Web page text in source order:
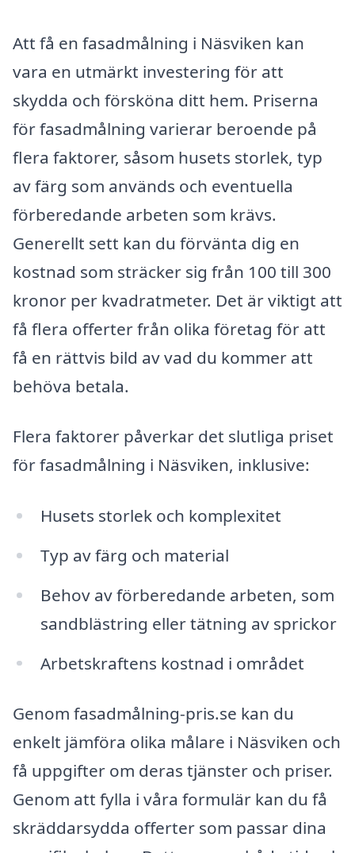
Att få en fasadmålning i Näsviken kan
vara en utmärkt investering för att
skydda och försköna ditt hem. Priserna
för fasadmålning varierar beroende på
flera faktorer, såsom husets storlek, typ
av färg som används och eventuella
förberedande arbeten som krävs.
Generellt sett kan du förvänta dig en
kostnad som sträcker sig från 100 till 300
kronor per kvadratmeter. Det är viktigt att
få flera offerter från olika företag för att
få en rättvis bild av vad du kommer att
behöva betala.
Flera faktorer påverkar det slutliga priset
för fasadmålning i Näsviken, inklusive:
Husets storlek och komplexitet
Typ av färg och material
Behov av förberedande arbeten, som
sandblästring eller tätning av sprickor
Arbetskraftens kostnad i området
Genom fasadmålning-pris.se kan du
enkelt jämföra olika målare i Näsviken och
få uppgifter om deras tjänster och priser.
Genom att fylla i våra formulär kan du få
skräddarsydda offerter som passar dina